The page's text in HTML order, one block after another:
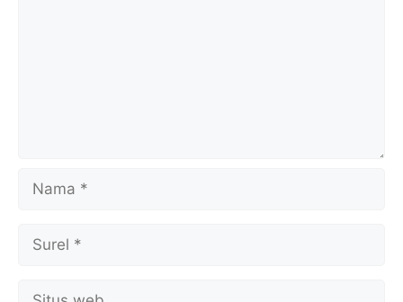
Nama
Surel
Situs